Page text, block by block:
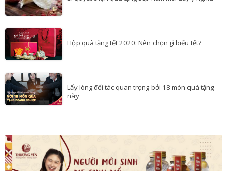
Hộp quà tặng tết 2020: Nên chọn gì biếu tết?
Lấy lòng đối tác quan trọng bởi 18 món quà tặng
này